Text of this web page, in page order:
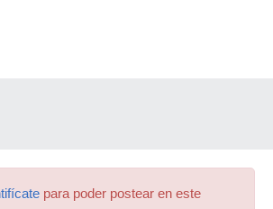
para poder postear en este